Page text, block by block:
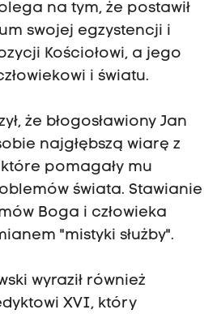
na tym, że postawił
swojej egzystencji i
Kościołowi, a jego
i światu.
że błogosławiony Jan
najgłębszą wiarę z
pomagały mu
świata. Stawianie
Boga i człowieka
"mistyki służby".
wyraził również
XVI, który